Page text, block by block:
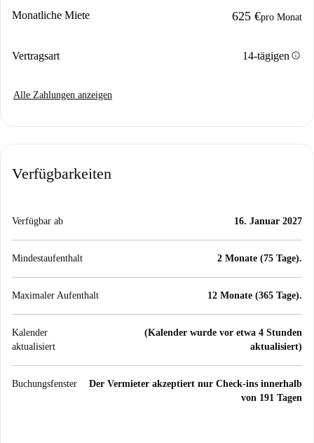
Monatliche Miete 625 €pro Monat
Vertragsart 14-tägigen info
Alle Zahlungen anzeigen
Verfügbarkeiten
Verfügbar ab 16. Januar 2027
Mindestaufenthalt 2 Monate (75 Tage).
Maximaler Aufenthalt 12 Monate (365 Tage).
Kalender
aktualisiert
(Kalender wurde vor etwa 4 Stunden
aktualisiert)
Buchungsfenster
Der Vermieter akzeptiert nur Check-ins innerhalb
von 191 Tagen